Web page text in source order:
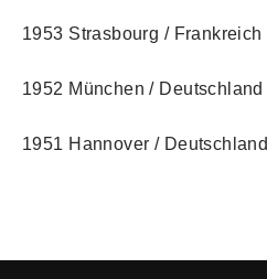
1953 Strasbourg / Frankreich
1952 München / Deutschland
1951 Hannover / Deutschland